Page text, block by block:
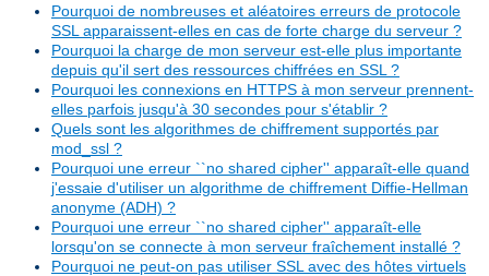
Pourquoi de nombreuses et aléatoires erreurs de protocole
SSL apparaissent-elles en cas de forte charge du serveur ?
Pourquoi la charge de mon serveur est-elle plus importante
depuis qu'il sert des ressources chiffrées en SSL ?
Pourquoi les connexions en HTTPS à mon serveur prennent-
elles parfois jusqu'à 30 secondes pour s'établir ?
Quels sont les algorithmes de chiffrement supportés par
mod_ssl ?
Pourquoi une erreur ``no shared cipher'' apparaît-elle quand
j'essaie d'utiliser un algorithme de chiffrement Diffie-Hellman
anonyme (ADH) ?
Pourquoi une erreur ``no shared cipher'' apparaît-elle
lorsqu'on se connecte à mon serveur fraîchement installé ?
Pourquoi ne peut-on pas utiliser SSL avec des hôtes virtuels